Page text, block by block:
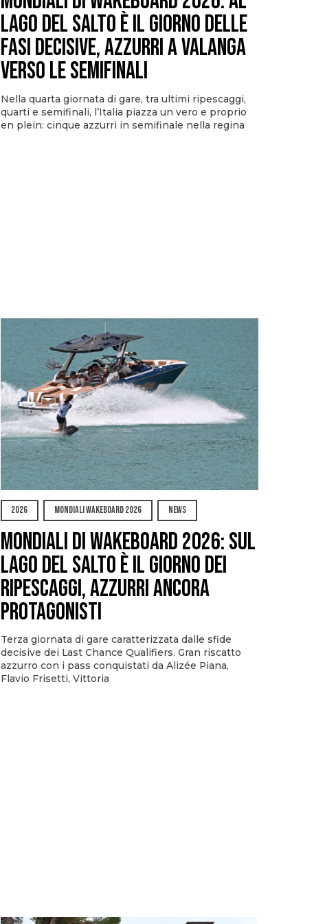
Lago del Salto è il giorno delle
fasi decisive, azzurri a valanga
verso le semifinali
Nella quarta giornata di gare, tra ultimi ripescaggi,
quarti e semifinali, l’Italia piazza un vero e proprio
en plein: cinque azzurri in semifinale nella regina
2026 MONDIALI WAKEBOARD 2026 NEWS
Mondiali di Wakeboard 2026: sul
Lago del Salto è il giorno dei
ripescaggi, azzurri ancora
protagonisti
Terza giornata di gare caratterizzata dalle sfide
decisive dei Last Chance Qualifiers. Gran riscatto
azzurro con i pass conquistati da Alizée Piana,
Flavio Frisetti, Vittoria